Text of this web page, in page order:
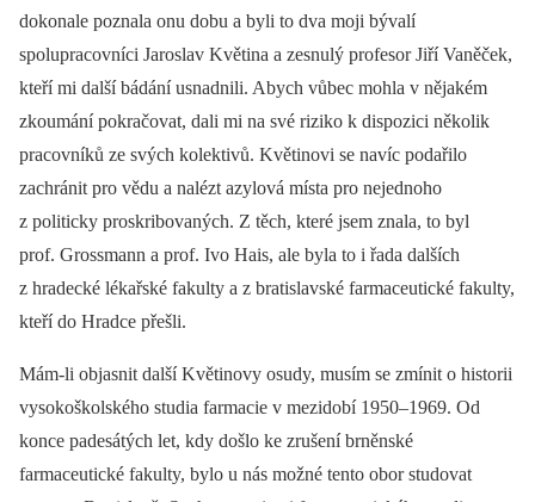
dokonale poznala onu dobu a byli to dva moji bývalí
spolupracovníci Jaroslav Květina a zesnulý profesor Jiří Vaněček,
kteří mi další bádání usnadnili. Abych vůbec mohla v nějakém
zkoumání pokračovat, dali mi na své riziko k dispozici několik
pracovníků ze svých kolektivů. Květinovi se navíc podařilo
zachránit pro vědu a nalézt azylová místa pro nejednoho
z politicky proskribovaných. Z těch, které jsem znala, to byl
prof. Grossmann a prof. Ivo Hais, ale byla to i řada dalších
z hradecké lékařské fakulty a z bratislavské farmaceutické fakulty,
kteří do Hradce přešli.
Mám-li objasnit další Květinovy osudy, musím se zmínit o historii
vysokoškolského studia farmacie v mezidobí 1950–1969. Od
konce padesátých let, kdy došlo ke zrušení brněnské
farmaceutické fakulty, bylo u nás možné tento obor studovat